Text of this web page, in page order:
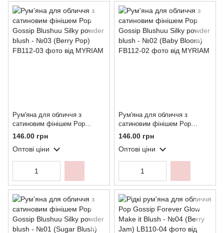
Рум'яна для обличчя з
сатиновим фінішем Pop
Gossip Blushuu Silky powder
blush - №03 (Berry Pop)
146.00 грн
Оптові ціни
Рум'яна для обличчя з
сатиновим фінішем Pop
Gossip Blushuu Silky powder
blush - №02 (Baby Bloom)
146.00 грн
Оптові ціни